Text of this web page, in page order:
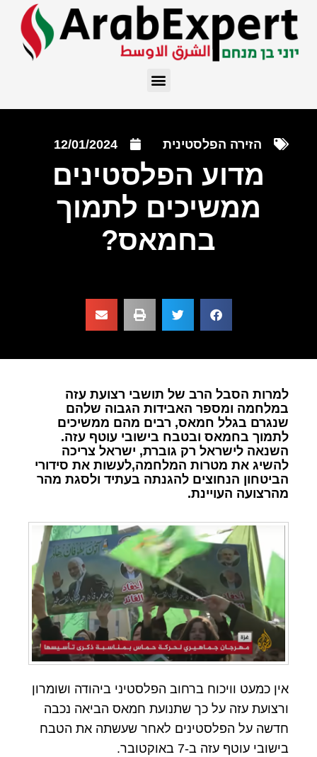
הזירה הפלסטינית 12/01/2024
מדוע הפלסטינים
ממשיכים לתמוך
בחמאס?
למרות הסבל הרב של תושבי רצועת עזה
במלחמה ומספר האבידות הגבוה שלהם
שנגרם בגלל חמאס, רבים מהם ממשיכים
לתמוך בחמאס ובטבח בישובי עוטף עזה.
השנאה לישראל רק גוברת, ישראל צריכה
להשיג את מטרות המלחמה,לעשות את סידורי
הביטחון הנחוצים להגנתה בעתיד ולסגת מהר
מהרצועה העויינת.
אין כמעט וויכוח ברחוב הפלסטיני ביהודה ושומרון
ורצועת עזה על כך שתנועת חמאס הביאה נכבה
חדשה על הפלסטינים לאחר שעשתה את הטבח
בישובי עוטף עזה ב-7 באוקטובר.